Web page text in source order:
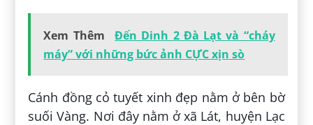
Xem Thêm
Đến Dinh 2 Đà Lạt và “cháy
máy” với những bức ảnh CỰC xịn sò
Cánh đồng cỏ tuyết xinh đẹp nằm ở bên bờ
suối Vàng. Nơi đây nằm ở xã Lát, huyện Lạc